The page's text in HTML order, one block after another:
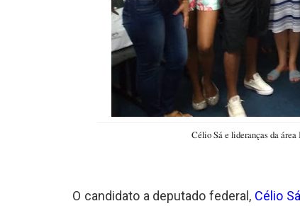
Célio Sá e lideranças da
O candidato a deputado federal, Célio